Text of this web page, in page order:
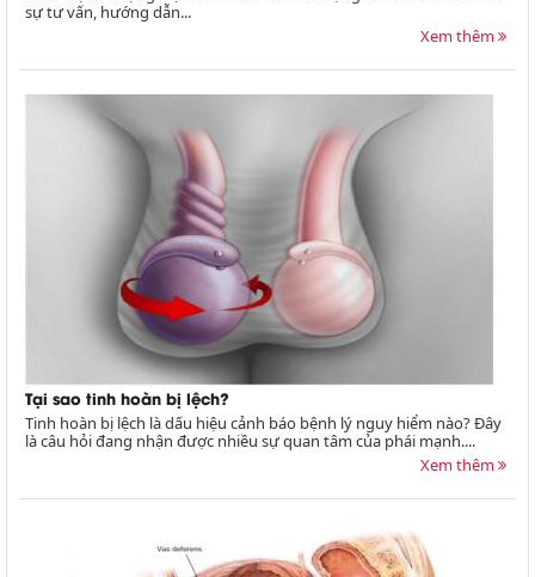
sự tư vấn, hướng dẫn...
Xem thêm
Tại sao tinh hoàn bị lệch?
Tinh hoàn bị lệch là dấu hiệu cảnh báo bệnh lý nguy hiểm nào? Đây
là câu hỏi đang nhận được nhiều sự quan tâm của phái mạnh....
Xem thêm